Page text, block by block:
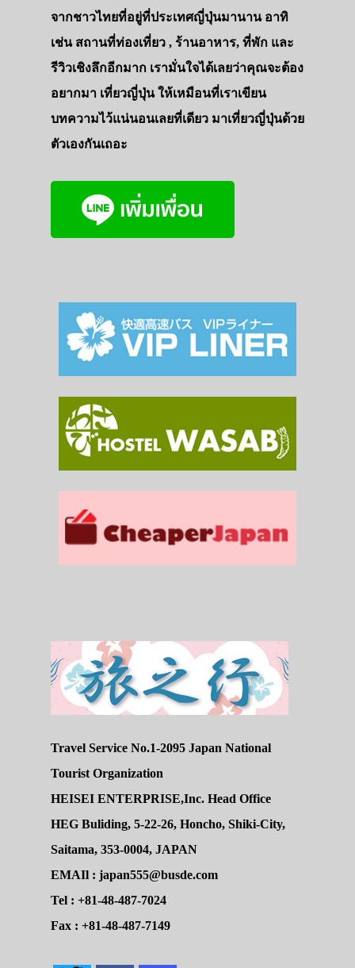
จากชาวไทยที่อยู่ที่ประเทศญี่ปุ่นมานาน อาทิ
เช่น สถานที่ท่องเที่ยว , ร้านอาหาร, ที่พัก และ
รีวิวเชิงลึกอีกมาก เรามั่นใจได้เลยว่าคุณจะต้อง
อยากมา เที่ยวญี่ปุ่น ให้เหมือนที่เราเขียน
บทความไว้แน่นอนเลยที่เดียว มาเที่ยวญี่ปุ่นด้วย
ตัวเองกันเถอะ
Travel Service No.1-2095 Japan National
Tourist Organization
HEISEI ENTERPRISE,Inc. Head Office
HEG Buliding, 5-22-26, Honcho, Shiki-City,
Saitama, 353-0004, JAPAN
EMAIl : japan555@busde.com
Tel : +81-48-487-7024
Fax : +81-48-487-7149